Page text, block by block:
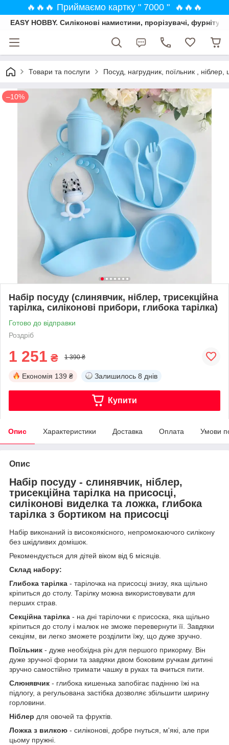
🔥🔥🔥 Приймаємо картку " 7000 " 🔥🔥🔥
EASY HOBBY. Силіконові намистини, прорізувачі,
Товари та послуги Посуд, нагрудник, поїльник , ніблер,
–10%
Набір посуду (слинявчик, ніблер, трисекційна
тарілка, силіконові прибори, глибока тарілка)
Готово до відправки
Роздріб
1 251 ₴ 1 390 ₴
Економія 139 ₴ Залишилось 8 днів
Купити
Опис Характеристики Доставка Оплата Умови
Опис
Набір посуду - слинявчик, ніблер,
трисекційна тарілка на присосці,
силіконові виделка та ложка, глибока
тарілка з бортиком на присосці
Набір виконаний із високоякісного, непромокаючого силікону
без шкідливих домішок.
Рекомендується для дітей віком від 6 місяців.
Склад набору:
Глибока тарілка - тарілочка на присосці знизу, яка щільно
кріпиться до столу. Тарілку можна використовувати для
перших страв.
Секційна тарілка - на дні тарілочки є присоска, яка щільно
кріпиться до столу і малюк не зможе перевернути її. Завдяки
секціям, ви легко зможете розділити їжу, що дуже зручно.
Поїльник - дуже необхідна річ для першого прикорму. Він
дуже зручної форми та завдяки двом боковим ручкам дитині
зручно самостійно тримати чашку в руках та вчиться пити.
Слюнявчик - глибока кишенька запобігає падінню їжі на
підлогу, а регульована застібка дозволяє збільшити ширину
горловини.
Ніблер для овочей та фруктів.
Ложка з вилкою - силіконові, добре гнуться, м'які, але при
цьому пружні.